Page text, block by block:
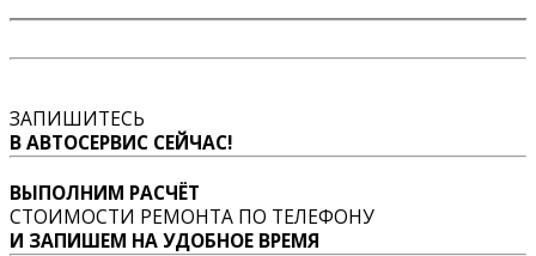
ЗАПИШИТЕСЬ
В АВТОСЕРВИС СЕЙЧАС!
ВЫПОЛНИМ РАСЧЁТ
СТОИМОСТИ РЕМОНТА ПО ТЕЛЕФОНУ
И ЗАПИШЕМ НА УДОБНОЕ ВРЕМЯ